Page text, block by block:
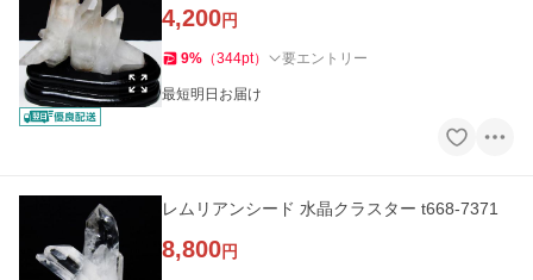
4,200円
9% （344pt） 要エントリー
最短明日お届け
レムリアンシード 水晶クラスター t668-7371
8,800円